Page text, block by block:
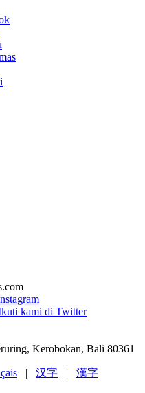
Kerobokan, Bali 80361
| 汉字 | 漢字